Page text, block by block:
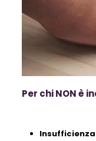
Per chi NON è